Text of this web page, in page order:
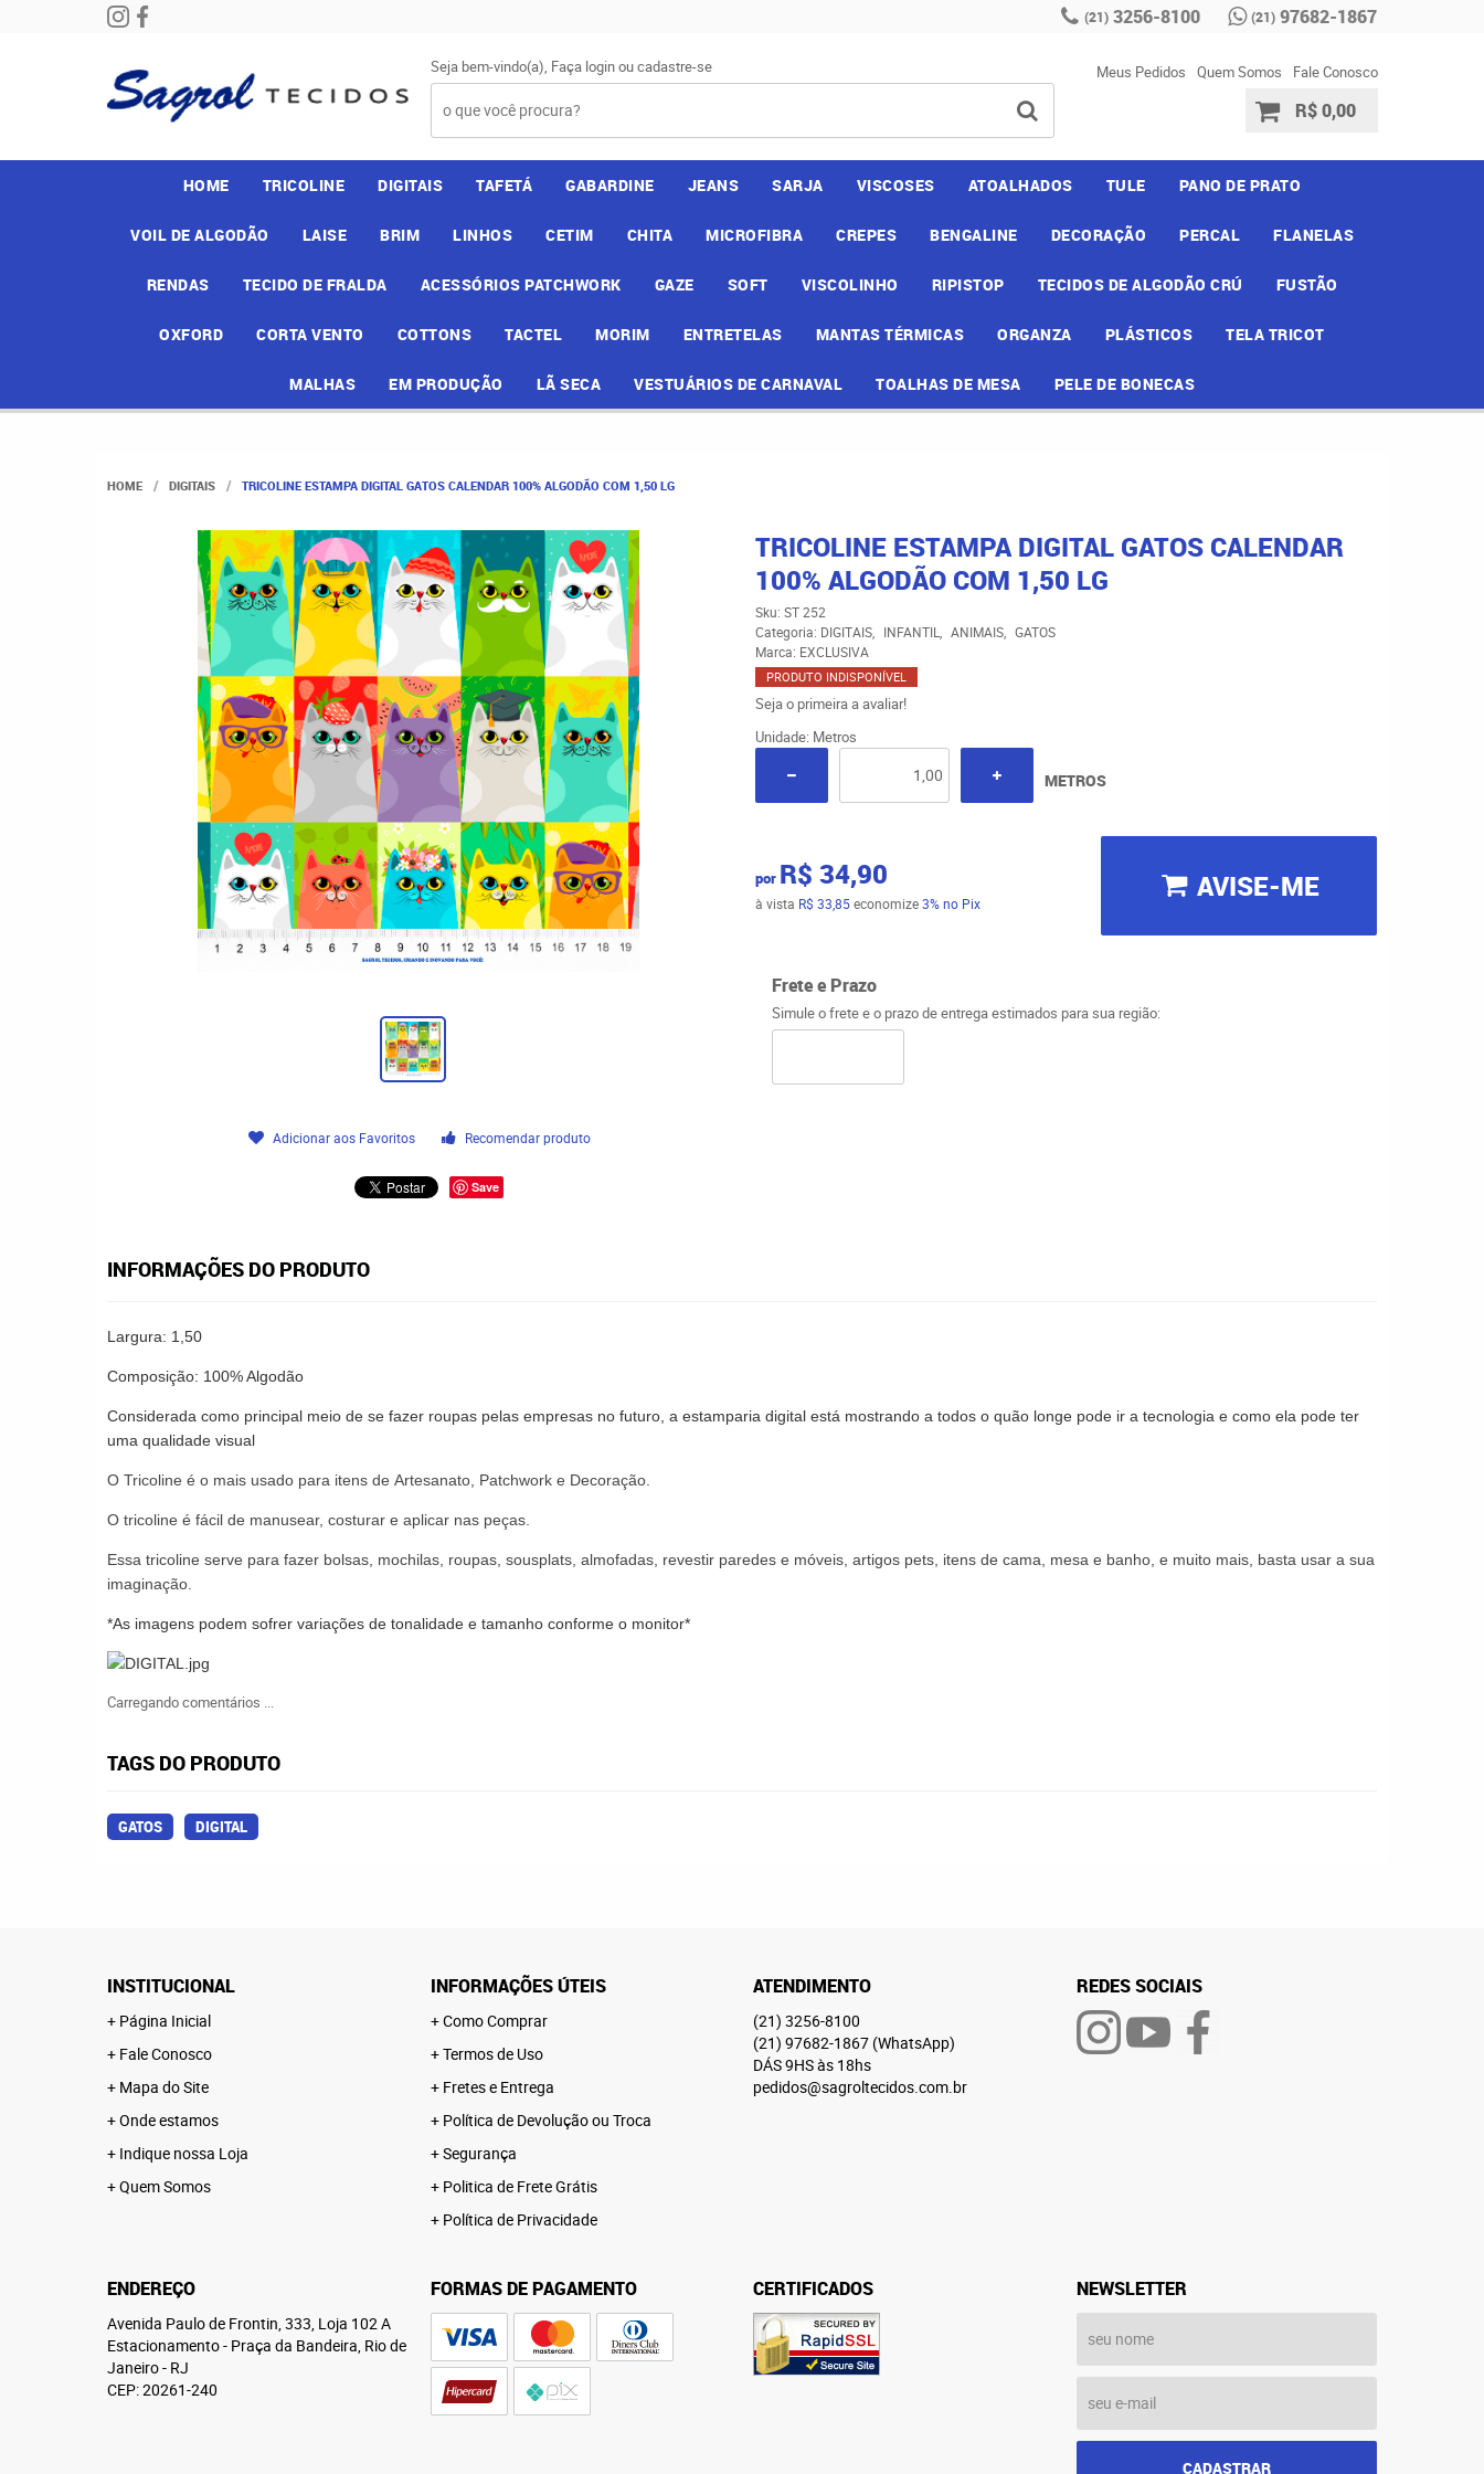
(21) 3256-8100 (21) 97682-1867
Seja bem-vindo(a), Faça loginoucadastre-se Meus Pedidos Quem Somos Fale Conosco
R$ 0,00
HOME TRICOLINE DIGITAIS TAFETÁ GABARDINE JEANS SARJA VISCOSES ATOALHADOS TULE PANO DE PRATO
VOIL DE ALGODÃO LAISE BRIM LINHOS CETIM CHITA MICROFIBRA CREPES BENGALINE DECORAÇÃO PERCAL FLANELAS
RENDAS TECIDO DE FRALDA ACESSÓRIOS PATCHWORK GAZE SOFT VISCOLINHO RIPISTOP TECIDOS DE ALGODÃO CRÚ FUSTÃO
OXFORD CORTA VENTO COTTONS TACTEL MORIM ENTRETELAS MANTAS TÉRMICAS ORGANZA PLÁSTICOS TELA TRICOT
MALHAS EM PRODUÇÃO LÃ SECA VESTUÁRIOS DE CARNAVAL TOALHAS DE MESA PELE DE BONECAS
HOME DIGITAIS TRICOLINE ESTAMPA DIGITAL GATOS CALENDAR 100% ALGODÃO COM 1,50 LG
Adicionar aos Favoritos Recomendar produto
Save
TRICOLINE ESTAMPA DIGITAL GATOS CALENDAR
100% ALGODÃO COM 1,50 LG
Sku: ST 252
Categoria: DIGITAIS INFANTIL ANIMAIS
GATOS
Marca: EXCLUSIVA
PRODUTO INDISPONÍVEL
Seja o primeira a avaliar!
Unidade: Metros
METROS
por R$ 34,90
à vista R$ 33,85economize3% no Pix AVISE-ME
Frete e Prazo
Simule o frete e o prazo de entrega estimados para sua região:
INFORMAÇÕES DO PRODUTO
Largura: 1,50
Composição: 100% Algodão
Considerada como principal meio de se fazer roupas pelas empresas no futuro, a estamparia digital está mostrando a todos o quão longe pode ir a tecnologia e como ela pode ter
uma qualidade visual
O Tricoline é o mais usado para itens de Artesanato Patchwork e Decoração
O tricoline é fácil de manusear, costurar e aplicar nas peças.
Essa tricoline serve para fazer bolsas, mochilas, roupas, sousplats, almofadas, revestir paredes e móveis, artigos pets, itens de cama, mesa e banho, e muito mais, basta usar a sua
imaginação.
*As imagens podem sofrer variações de tonalidade e tamanho conforme o monitor*
Carregando comentários ...
TAGS DO PRODUTO
GATOS DIGITAL
INSTITUCIONAL
Página Inicial
Fale Conosco
Mapa do Site
Onde estamos
Indique nossa Loja
Quem Somos
INFORMAÇÕES ÚTEIS
Como Comprar
Termos de Uso
Fretes e Entrega
Política de Devolução ou Troca
Segurança
Politica de Frete Grátis
Política de Privacidade
ATENDIMENTO
(21) 3256-8100
(21) 97682-1867 (WhatsApp)
DÁS 9HS às 18hs
pedidos@sagroltecidos.com.br
REDES SOCIAIS
ENDEREÇO
Avenida Paulo de Frontin, 333, Loja 102 A
Estacionamento- Praça da Bandeira, Rio de
Janeiro- RJ
CEP: 20261-240
FORMAS DE PAGAMENTO CERTIFICADOS NEWSLETTER
CADASTRAR